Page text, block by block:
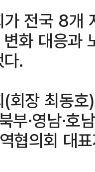
전국 8개
화 대응과
.
(회장 최동
부·영남·호
협의회 대